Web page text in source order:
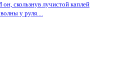
он, скользнув лучистой каплей
у руля....